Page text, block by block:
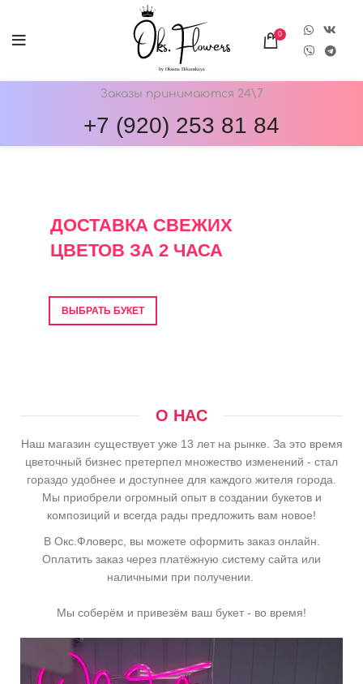
0
Заказы принимаются 24\7
+7 (920) 253 81 84
ДОСТАВКА СВЕЖИХ
ЦВЕТОВ ЗА 2 ЧАСА
ВЫБРАТЬ БУКЕТ
О НАС
Наш магазин существует уже 13 лет на рынке. За это время
цветочный бизнес претерпел множество изменений - стал
гораздо удобнее и доступнее для каждого жителя города.
Мы приобрели огромный опыт в создании букетов и
композиций и всегда рады предложить вам новое!
В Окс.Фловерс, вы можете оформить заказ онлайн.
Оплатить заказ через платёжную систему сайта или
наличными при получении.
Мы соберём и привезём ваш букет - во время!